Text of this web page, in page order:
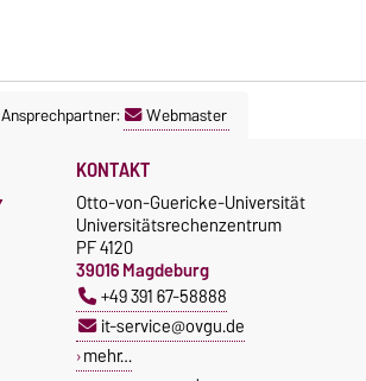
Ansprechpartner: Webmaster
KONTAKT
Otto-von-Guericke-Universität
Universitätsrechenzentrum
PF 4120
39016 Magdeburg
+49 391 67-58888
it-service@ovgu.de
mehr…